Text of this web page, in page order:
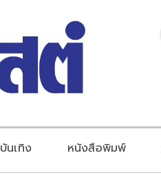
บันเทิง หนังสือพิมพ์